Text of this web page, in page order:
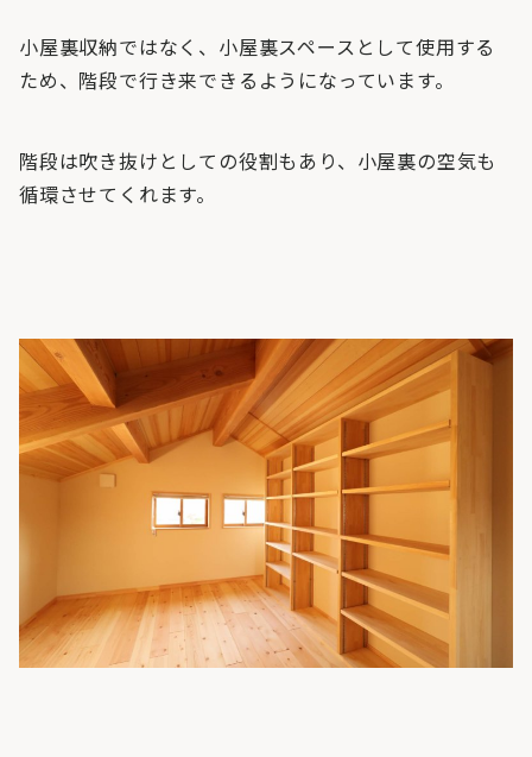
小屋裏収納ではなく、小屋裏スペースとして使用する
ため、階段で行き来できるようになっています。
階段は吹き抜けとしての役割もあり、小屋裏の空気も
循環させてくれます。